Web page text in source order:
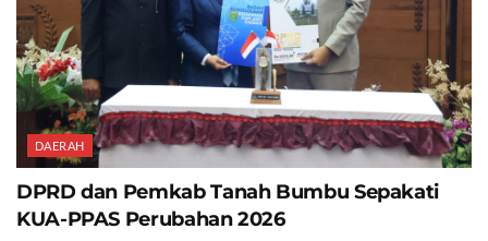
DAERAH
DPRD dan Pemkab Tanah Bumbu Sepakati
KUA-PPAS Perubahan 2026